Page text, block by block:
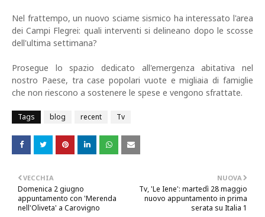
Nel frattempo, un nuovo sciame sismico ha interessato l'area
dei Campi Flegrei: quali interventi si delineano dopo le scosse
dell'ultima settimana?
Prosegue lo spazio dedicato all'emergenza abitativa nel
nostro Paese, tra case popolari vuote e migliaia di famiglie
che non riescono a sostenere le spese e vengono sfrattate.
Tags blog recent Tv
NUOVA
Tv, 'Le Iene': martedì 28 maggio
nuovo appuntamento in prima
serata su Italia 1
VECCHIA
Domenica 2 giugno
appuntamento con 'Merenda
nell'Oliveta' a Carovigno